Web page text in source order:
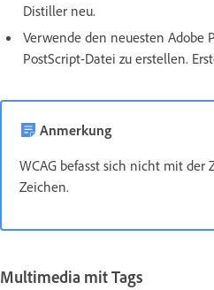
Distiller neu.
Verwende den neuesten Adobe
PostScript-Datei zu erstellen.
Anmerkung
WCAG befasst sich nicht mit der
Zeichen.
Multimedia mit Tags